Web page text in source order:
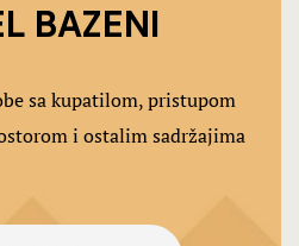
BAZENI
sa kupatilom, pristupom
i ostalim sadržajima